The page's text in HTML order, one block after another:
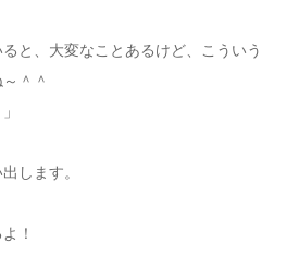
ると、大変なことあるけど、こういう
＾＾
します。
！